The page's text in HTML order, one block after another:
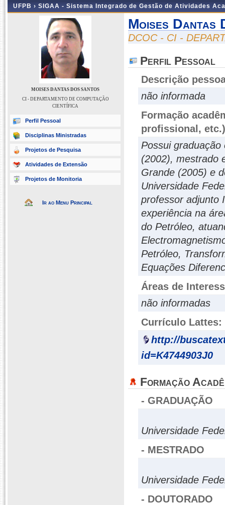
UFPB › SIGAA - Sistema Integrado de Gestão de Atividades
MOISES DANTAS DOS SANTOS
CI - DEPARTAMENTO DE COMPUTAÇÃO
CIENTÍFICA
Perfil Pessoal
Disciplinas Ministradas
Projetos de Pesquisa
Atividades de Extensão
Projetos de Monitoria
Ir ao Menu Principal
Moises Dantas
DCOC - CI -
Perfil Pessoal
Descrição
não informada
Formação
profissional, etc.)
Possui
(2002), mestrado
Grande (2005) e
Universidade
professor adjunto
experiência na
do Petróleo,
Petróleo,
Equações
Áreas de
não informadas
Currículo Lattes:
http://
id=K4744903J0
Formação
- GRADUAÇÃO
Universidade
- MESTRADO
Universidade
- DOUTORADO